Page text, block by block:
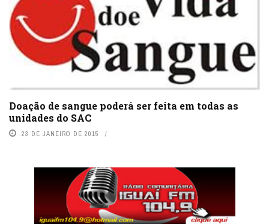
Doação de sangue poderá ser feita em todas as
unidades do SAC
23 DE JANEIRO DE 2015